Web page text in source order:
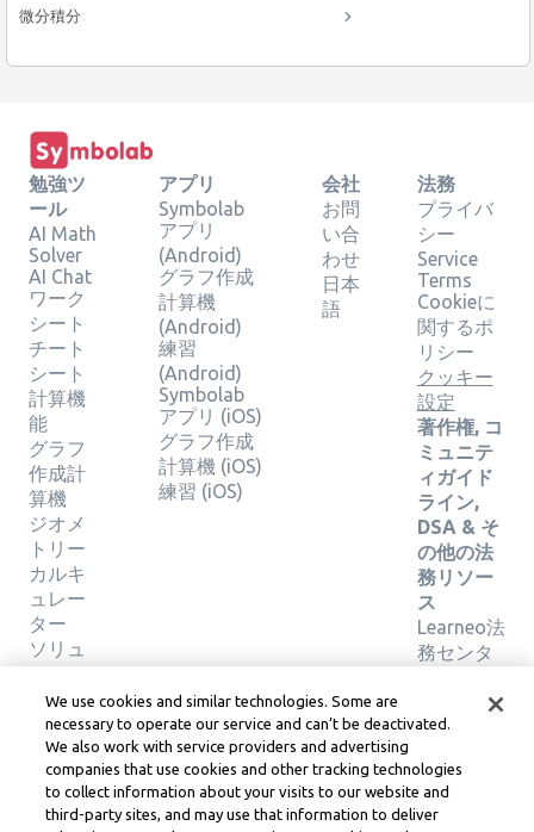
微分積分
勉強ツ
ール
AI Math
Solver
AI Chat
ワーク
シート
チート
シート
計算機
能
グラフ
作成計
算機
ジオメ
トリー
カルキ
ュレー
ター
ソリュ
ーショ
ンの検
証
アプリ
Symbolab
アプリ
(Android)
グラフ作成
計算機
(Android)
練習
(Android)
Symbolab
アプリ (iOS)
グラフ作成
計算機 (iOS)
練習 (iOS)
会社
お問
い合
わせ
日本
語
法務
プライバ
シー
Service
Terms
Cookieに
関するポ
リシー
クッキー
設定
著作権, コ
ミュニテ
ィガイド
ライン,
DSA & そ
の他の法
務リソー
ス
Learneo法
務センタ
サービス
Symbolab, a Learneo, Inc. business
© Learneo, Inc. 2024
We use cookies and similar technologies. Some are
necessary to operate our service and can’t be deactivated.
We also work with service providers and advertising
companies that use cookies and other tracking technologies
to collect information about your visits to our website and
third-party sites, and may use that information to deliver